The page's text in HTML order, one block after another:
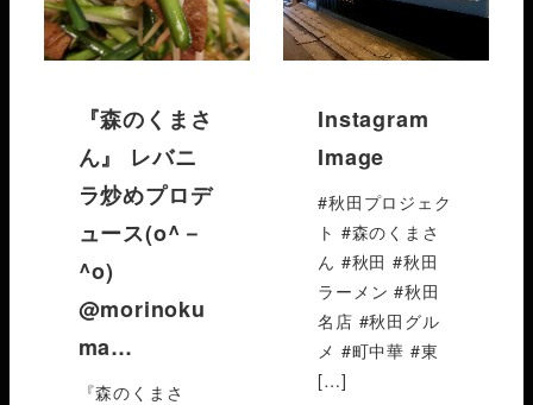
『森のくまさ
ん』 レバニ
ラ炒めプロデ
ュース(o^－
^o)
@morinoku
ma…
『森のくまさ
Instagram
Image
#秋田プロジェク
ト #森のくまさ
ん #秋田 #秋田
ラーメン #秋田
名店 #秋田グル
メ #町中華 #東
[…]